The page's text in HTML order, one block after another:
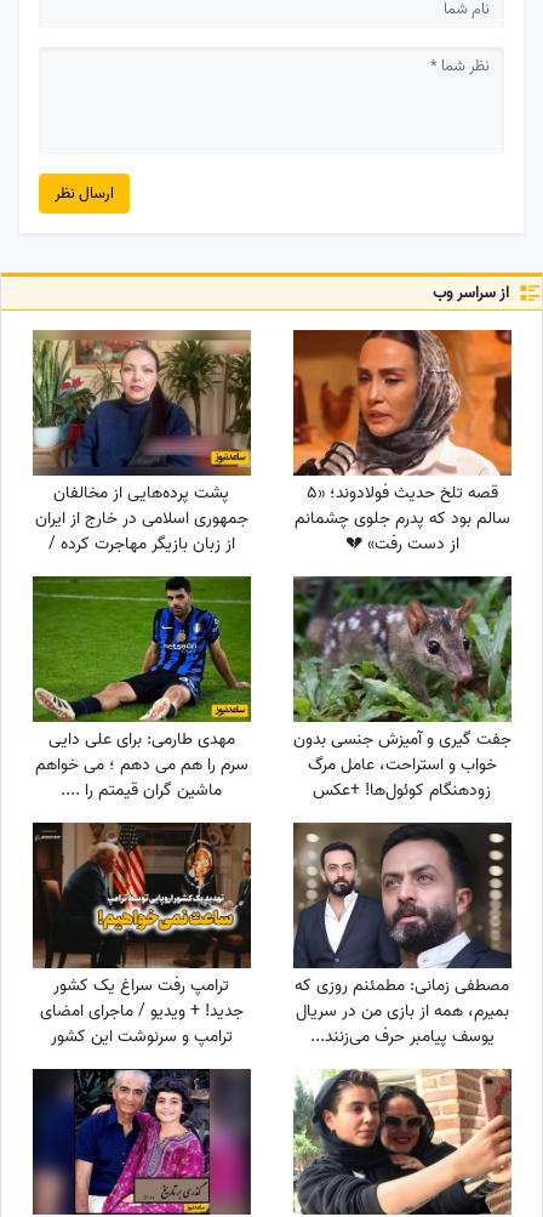
ارسال نظر
از سراسر وب
قصه تلخ حدیث فولادوند؛ «5
سالم بود که پدرم جلوی چشمانم
از دست رفت» 💔
پشت پرده‌هایی از مخالفان
جمهوری اسلامی در خارج از ایران
از زبان بازیگر مهاجرت کرده /
حامیان جمهوری اسلامی جان
خود را هم می‌دهند
جفت گیری و آمیزش جنسی بدون
خواب و استراحت، عامل مرگ
زودهنگام کوئول‌ها! +عکس
مهدی طارمی: برای علی دایی
سرم را هم می دهم ؛ می خواهم
ماشین گران قیمتم را ....
مصطفی زمانی: مطمئنم روزی که
بمیرم، همه از بازی من در سریال
یوسف پیامبر حرف می‌زنند...
+ویدیو
ترامپ رفت سراغ یک کشور
جدید! + ویدیو / ماجرای امضای
ترامپ و سرنوشت این کشور
ثروتمند اروپایی